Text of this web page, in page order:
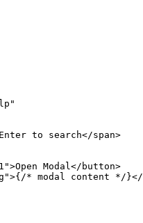
to search</span>
>Open Modal</ button>
>{ /* modal content */}</